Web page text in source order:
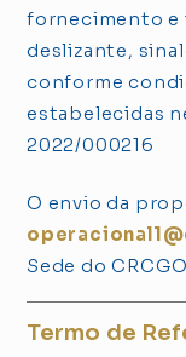
fornecimento e
deslizante,
conforme
estabelecidas
2022/000216
O envio da
Sede do
Termo de